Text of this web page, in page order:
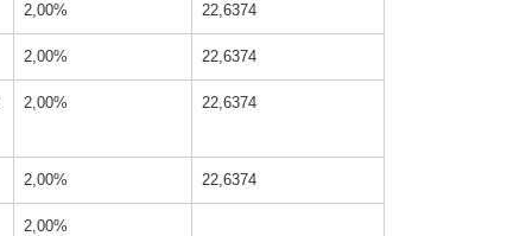
2,00% 22,6374
2,00% 22,6374
2,00% 22,6374
2,00% 22,6374
2,00%